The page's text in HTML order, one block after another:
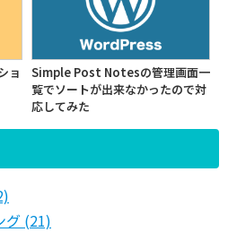
ョ
Simple Post Notesの管理画面一
覧でソートが出来なかったので対
応してみた
グ (21)